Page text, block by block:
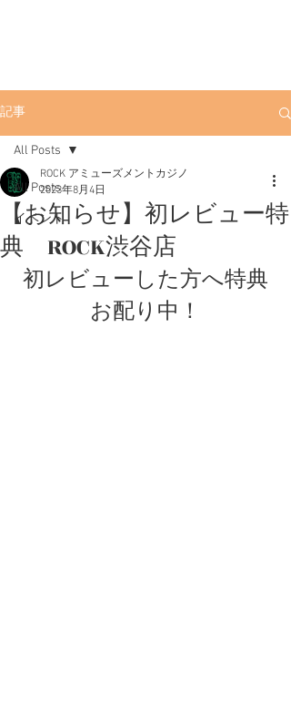
記事
All Posts
イベント
All Posts
【お知らせ】初レビュー特
典 ROCK渋谷店
ROCK アミューズメントカジノ
2023年8月4日
初レビューした方へ特典
お配り中！